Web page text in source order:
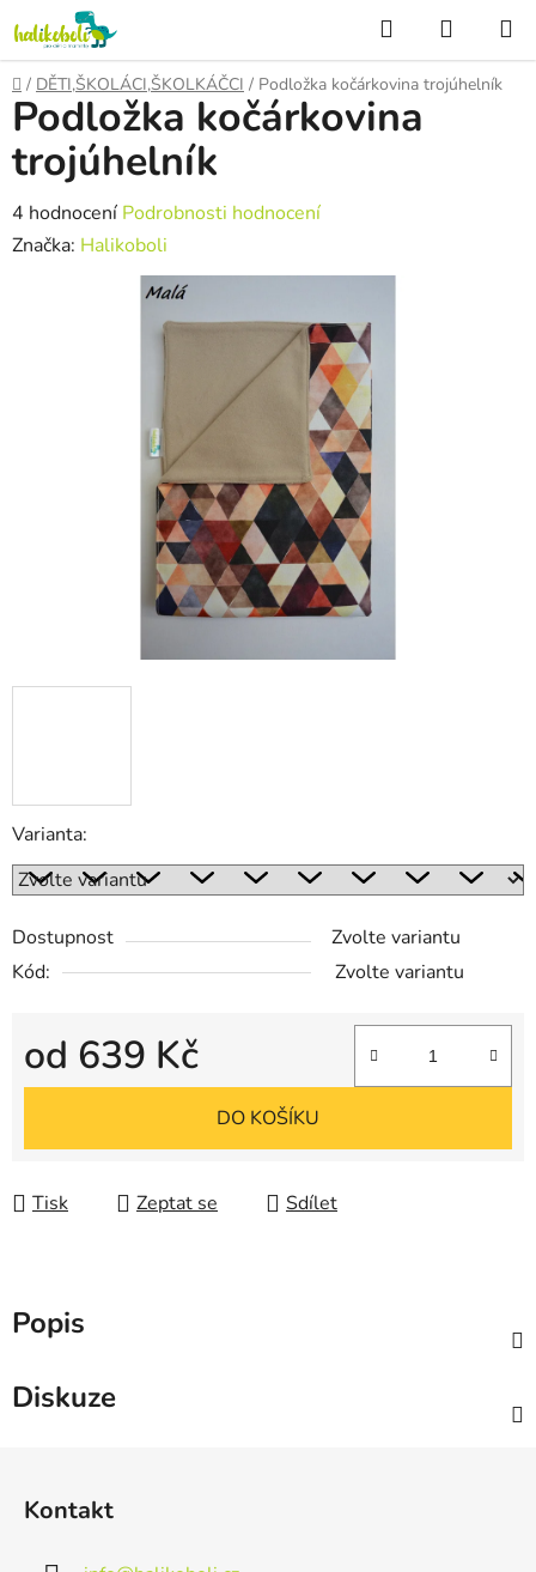
na
obsah
Hledat
KOŠÍK
Domů
/ DĚTI,ŠKOLÁCI,ŠKOLKÁČCI / Podložka kočárkovina trojúhelník
Varianta:
Dostupnost
Zvolte variantu
Kód:
Zvolte variantu
od 639 Kč
Měrná cena:
DO KOŠÍKU
Tisk Zeptat se Sdílet
Podložka kočárkovina
trojúhelník
Průměrné
hodnocení
4 hodnocení Podrobnosti hodnocení
Značka: Halikoboli
Popis
Diskuze
Kontakt